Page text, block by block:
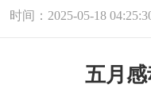
时间：2025-05-18
五月